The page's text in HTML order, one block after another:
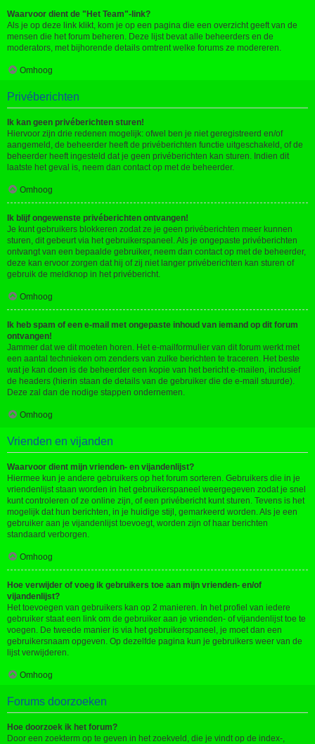
Waarvoor dient de "Het Team"-link?
Als je op deze link klikt, kom je op een pagina die een overzicht geeft van de
mensen die het forum beheren. Deze lijst bevat alle beheerders en de
moderators, met bijhorende details omtrent welke forums ze modereren.
Omhoog
Privéberichten
Ik kan geen privéberichten sturen!
Hiervoor zijn drie redenen mogelijk: ofwel ben je niet geregistreerd en/of
aangemeld, de beheerder heeft de privéberichten functie uitgeschakeld, of de
beheerder heeft ingesteld dat je geen privéberichten kan sturen. Indien dit
laatste het geval is, neem dan contact op met de beheerder.
Omhoog
Ik blijf ongewenste privéberichten ontvangen!
Je kunt gebruikers blokkeren zodat ze je geen privéberichten meer kunnen
sturen, dit gebeurt via het gebruikerspaneel. Als je ongepaste privéberichten
ontvangt van een bepaalde gebruiker, neem dan contact op met de beheerder,
deze kan ervoor zorgen dat hij of zij niet langer privéberichten kan sturen of
gebruik de meldknop in het privébericht.
Omhoog
Ik heb spam of een e-mail met ongepaste inhoud van iemand op dit forum
ontvangen!
Jammer dat we dit moeten horen. Het e-mailformulier van dit forum werkt met
een aantal technieken om zenders van zulke berichten te traceren. Het beste
wat je kan doen is de beheerder een kopie van het bericht e-mailen, inclusief
de headers (hierin staan de details van de gebruiker die de e-mail stuurde).
Deze zal dan de nodige stappen ondernemen.
Omhoog
Vrienden en vijanden
Waarvoor dient mijn vrienden- en vijandenlijst?
Hiermee kun je andere gebruikers op het forum sorteren. Gebruikers die in je
vriendenlijst staan worden in het gebruikerspaneel weergegeven zodat je snel
kunt controleren of ze online zijn, of een privébericht kunt sturen. Tevens is het
mogelijk dat hun berichten, in je huidige stijl, gemarkeerd worden. Als je een
gebruiker aan je vijandenlijst toevoegt, worden zijn of haar berichten
standaard verborgen.
Omhoog
Hoe verwijder of voeg ik gebruikers toe aan mijn vrienden- en/of
vijandenlijst?
Het toevoegen van gebruikers kan op 2 manieren. In het profiel van iedere
gebruiker staat een link om de gebruiker aan je vrienden- of vijandenlijst toe te
voegen. De tweede manier is via het gebruikerspaneel, je moet dan een
gebruikersnaam opgeven. Op dezelfde pagina kun je gebruikers weer van de
lijst verwijderen.
Omhoog
Forums doorzoeken
Hoe doorzoek ik het forum?
Door een zoekterm op te geven in het zoekveld, die je vindt op de index-,